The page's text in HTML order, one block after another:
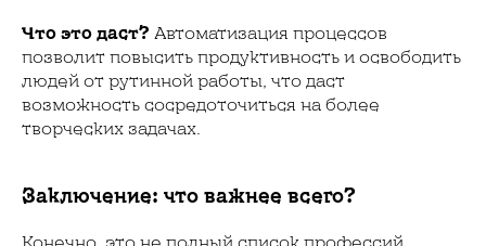
Что это даст? Автоматизация процессов
позволит повысить продуктивность и освободить
людей от рутинной работы, что даст
возможность сосредоточиться на более
творческих задачах.
Заключение: что важнее всего?
Конечно, это не полный список профессий